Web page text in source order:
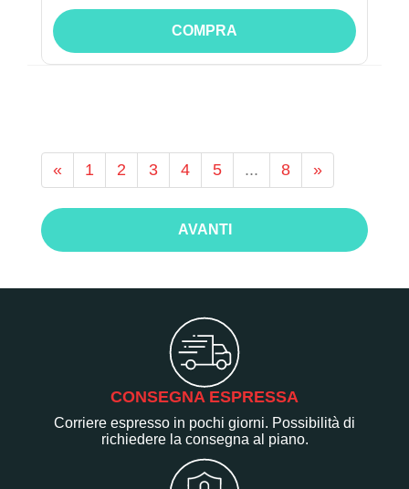
COMPRA
« 1 2 3 4 5 ... 8 »
AVANTI
CONSEGNA ESPRESSA
Corriere espresso in pochi giorni. Possibilità di
richiedere la consegna al piano.